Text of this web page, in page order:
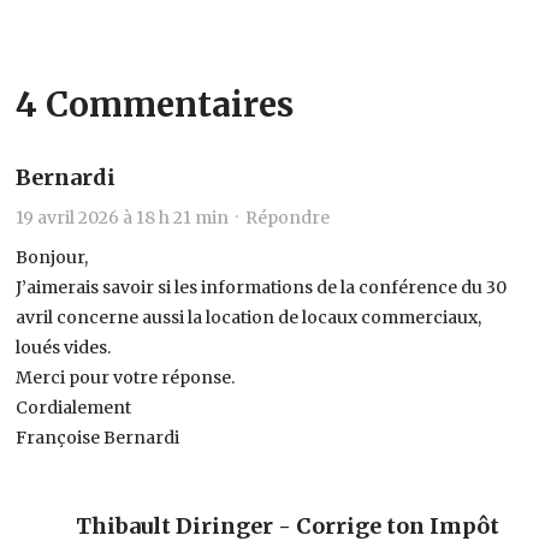
4 Commentaires
Bernardi
19 avril 2026 à 18 h 21 min · Répondre
Bonjour,
J’aimerais savoir si les informations de la conférence du 30
avril concerne aussi la location de locaux commerciaux,
loués vides.
Merci pour votre réponse.
Cordialement
Françoise Bernardi
Thibault Diringer - Corrige ton Impôt